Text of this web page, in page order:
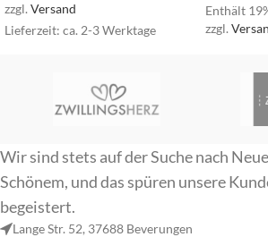
zzgl. Versand
Lieferzeit: ca. 2-3 Werktage
Enthält
zzgl.
Wir sind stets auf der Suche nach
Schönem, und das spüren unsere
begeistert.
Lange Str. 52, 37688 Beverungen